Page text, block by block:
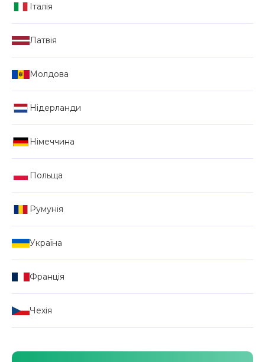
Італія
Латвія
Молдова
Нідерланди
Німеччина
Польща
Румунія
Україна
Франція
Чехія